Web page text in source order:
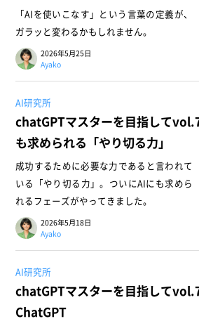
「AIを使いこなす」という言葉の定義が、
ガラッと変わるかもしれません。
2026年5月25日
Ayako
AI研究所
chatGPTマスターを目指して
も求められる「やり切る力」
成功するために必要な力であると言われて
いる「やり切る力」。ついにAIにも求めら
れるフェーズがやってきました。
2026年5月18日
Ayako
AI研究所
chatGPTマスターを目指して
ChatGPT